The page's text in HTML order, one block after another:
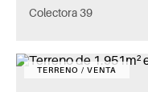
Colectora 39
TERRENO / VENTA